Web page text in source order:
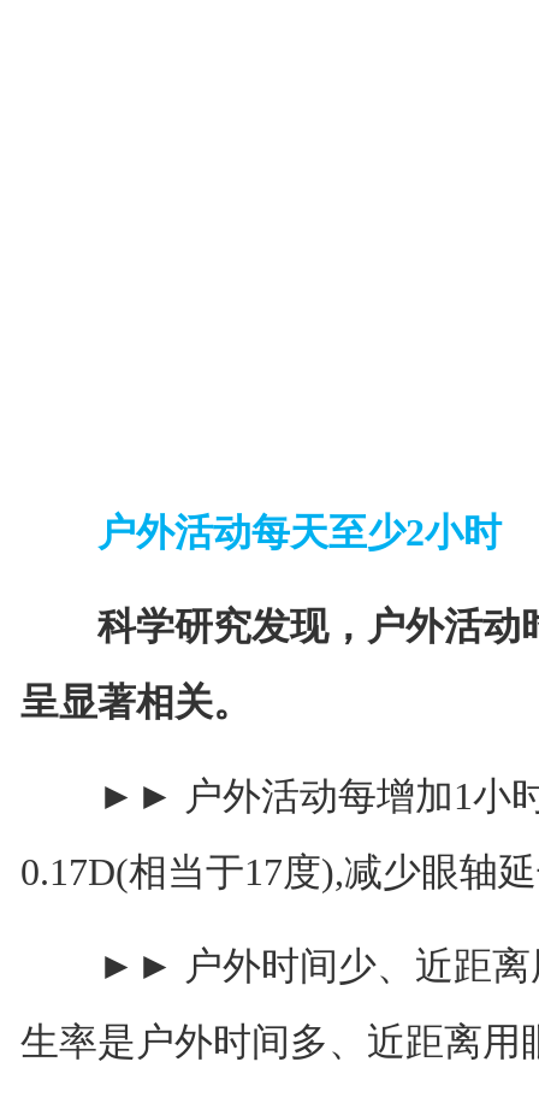
户外活动每天至少2小时
科学研究发现，户外活动
呈显著相关。
►► 户外活动每增加1小时,
0.17D(相当于17度),减少眼轴
►► 户外时间少、近距离
生率是户外时间多、近距离用